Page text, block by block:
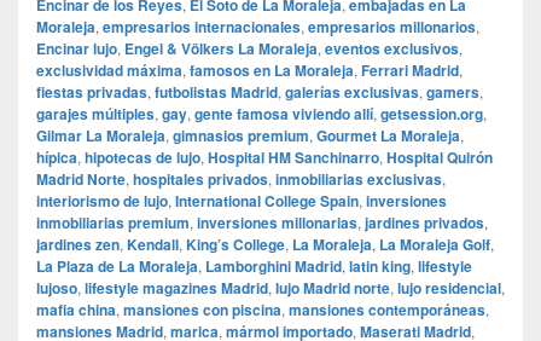
Encinar de los Reyes, El Soto de La Moraleja, embajadas en La
Moraleja, empresarios internacionales, empresarios millonarios,
Encinar lujo, Engel & Völkers La Moraleja, eventos exclusivos,
exclusividad máxima, famosos en La Moraleja, Ferrari Madrid,
fiestas privadas, futbolistas Madrid, galerías exclusivas, gamers,
garajes múltiples, gay, gente famosa viviendo allí, getsession.org,
Gilmar La Moraleja, gimnasios premium, Gourmet La Moraleja,
hípica, hipotecas de lujo, Hospital HM Sanchinarro, Hospital Quirón
Madrid Norte, hospitales privados, inmobiliarias exclusivas,
interiorismo de lujo, International College Spain, inversiones
inmobiliarias premium, inversiones millonarias, jardines privados,
jardines zen, Kendall, King’s College, La Moraleja, La Moraleja Golf,
La Plaza de La Moraleja, Lamborghini Madrid, latin king, lifestyle
lujoso, lifestyle magazines Madrid, lujo Madrid norte, lujo residencial,
mafia china, mansiones con piscina, mansiones contemporáneas,
mansiones Madrid, marica, mármol importado, Maserati Madrid,